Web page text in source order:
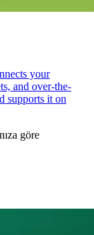
your
and over-the-
supports it on
göre